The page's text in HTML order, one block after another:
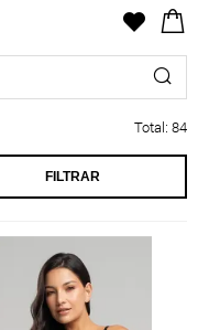
Total: 84
FILTRAR